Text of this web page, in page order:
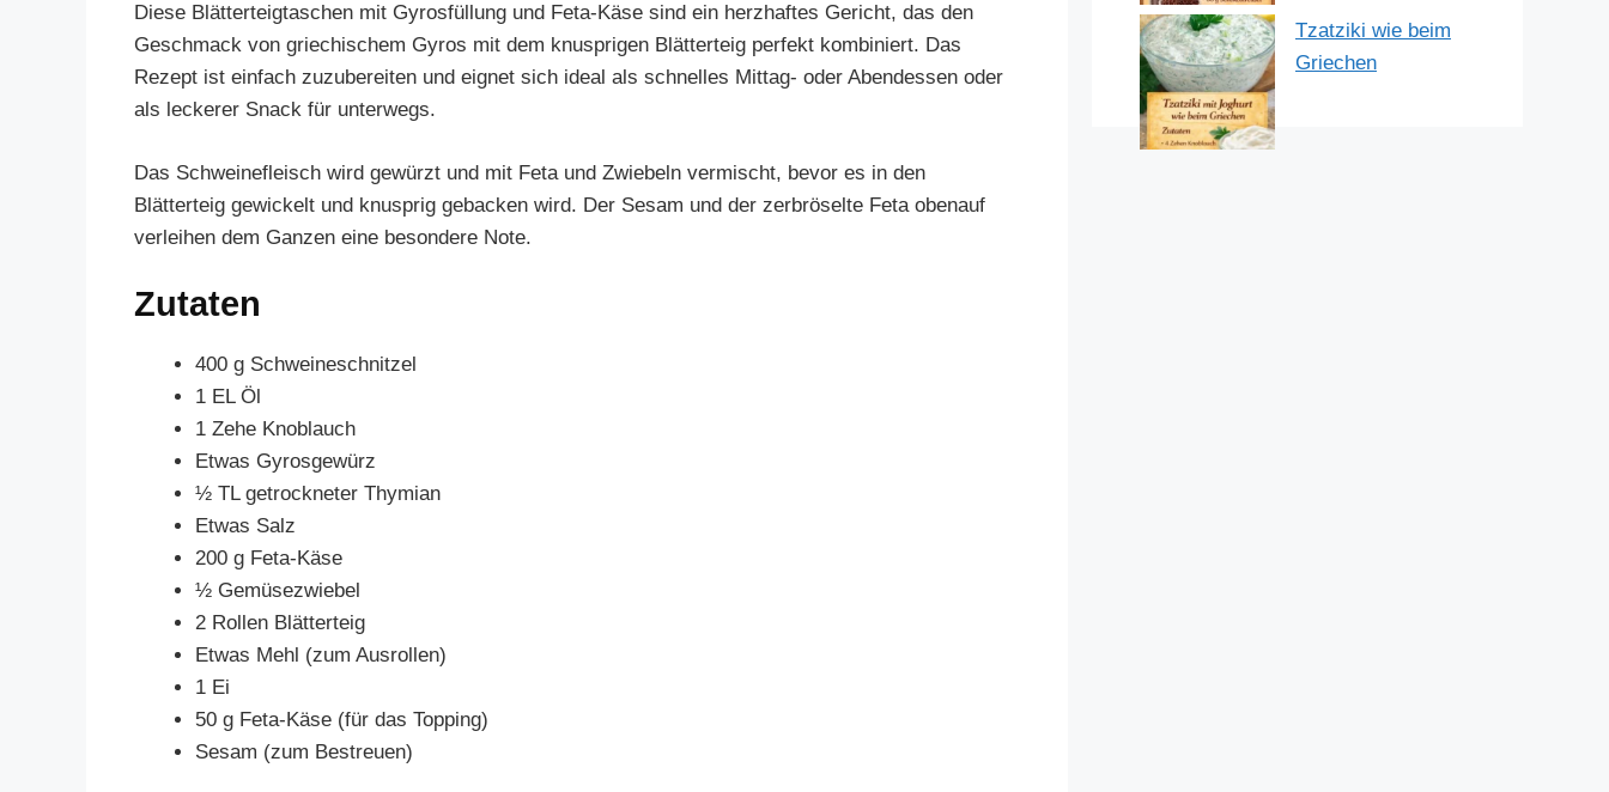
Diese Blätterteigtaschen mit Gyrosfüllung und Feta-Käse sind ein herzhaftes Gericht, das den
Geschmack von griechischem Gyros mit dem knusprigen Blätterteig perfekt kombiniert. Das
Rezept ist einfach zuzubereiten und eignet sich ideal als schnelles Mittag- oder Abendessen oder
als leckerer Snack für unterwegs.
Das Schweinefleisch wird gewürzt und mit Feta und Zwiebeln vermischt, bevor es in den
Blätterteig gewickelt und knusprig gebacken wird. Der Sesam und der zerbröselte Feta obenauf
verleihen dem Ganzen eine besondere Note.
Zutaten
400 g Schweineschnitzel
1 EL Öl
1 Zehe Knoblauch
Etwas Gyrosgewürz
½ TL getrockneter Thymian
Etwas Salz
200 g Feta-Käse
½ Gemüsezwiebel
2 Rollen Blätterteig
Etwas Mehl (zum Ausrollen)
1 Ei
50 g Feta-Käse (für das Topping)
Sesam (zum Bestreuen)
Tzatziki wie beim
Griechen